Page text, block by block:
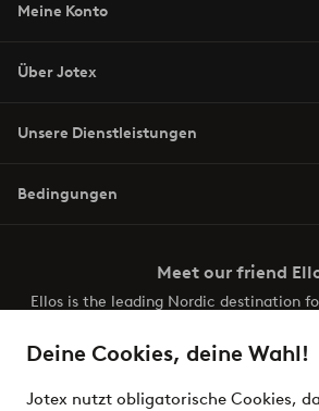
Deine Cookies, deine Wahl!
Jotex nutzt obligatorische Cookies,
Meine Konto
Über Jotex
Unsere Dienstleistungen
Bedingungen
Meet our friend
Ellos is the leading Nordic destination
the latest trends, curated to make
effortless. It’s all here.
Visit Ellos